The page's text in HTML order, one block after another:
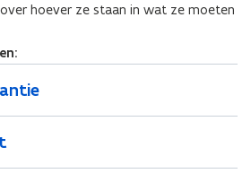
hoever ze staan in wat ze moeten